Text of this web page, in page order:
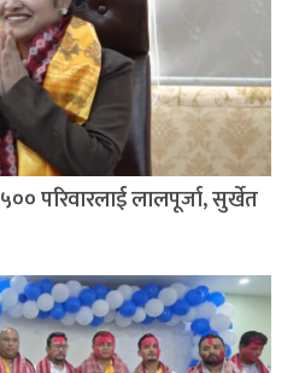
परिवारलाई लालपूर्जा, सुर्खेत